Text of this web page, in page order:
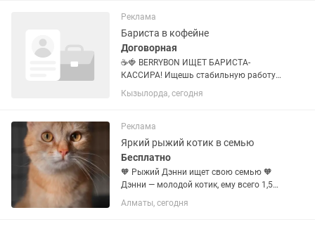
Реклама
Бариста в кофейне
Договорная
☕🍓 BERRYBON ИЩЕТ БАРИСТА-
КАССИРА! Ищешь стабильную работу
в дружной команде? Любишь
общаться с людьми и хочешь
BerryBon! 📍 Место работы: г.
Кызылорда, BerryBon 🗓...
Кызылорда, сегодня
Реклама
Яркий рыжий котик в семью
Бесплатно
🧡 Рыжий Дэнни ищет свою семью 🧡
Дэнни — молодой котик, ему всего 1,5
года. Красивый, полностью рыжий,
яркий и солнечный мальчишка,
Алматы, сегодня